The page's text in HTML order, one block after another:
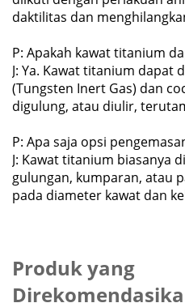
daktilitas dan
P: Apakah kawat titanium
J: Ya. Kawat titanium dapat
(Tungsten Inert Gas) dan
digulung, atau diulir,
P: Apa saja opsi
J: Kawat titanium biasanya
gulungan, kumparan, atau
pada diameter kawat dan
Produk yang